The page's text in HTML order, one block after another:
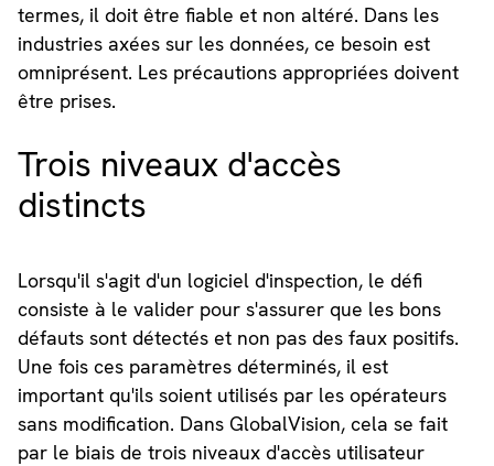
termes, il doit être fiable et non altéré. Dans les
industries axées sur les données, ce besoin est
omniprésent. Les précautions appropriées doivent
être prises.
Trois niveaux d'accès
distincts
Lorsqu'il s'agit d'un logiciel d'inspection, le défi
consiste à le valider pour s'assurer que les bons
défauts sont détectés et non pas des faux positifs.
Une fois ces paramètres déterminés, il est
important qu'ils soient utilisés par les opérateurs
sans modification. Dans GlobalVision, cela se fait
par le biais de trois niveaux d'accès utilisateur